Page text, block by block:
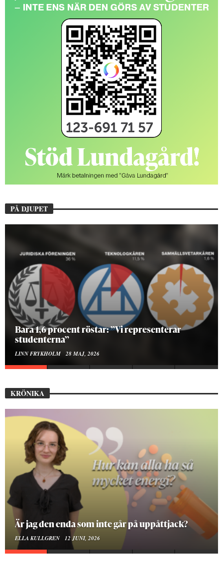
PÅ DJUPET
Bara 1,6 procent röstar: ”Vi representerar
studenterna”
LINN FRYKHOLM 28 MAJ, 2026
KRÖNIKA
Är jag den enda som inte går på uppåttjack?
ELLA KULLGREN 12 JUNI, 2026